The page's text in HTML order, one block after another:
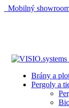
Mobilný
Brány a
Pergoly a